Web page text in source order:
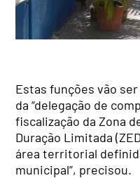
Estas funções vão
da “delegação de
fiscalização da Zona
Duração Limitada
área territorial
municipal”, precisou.